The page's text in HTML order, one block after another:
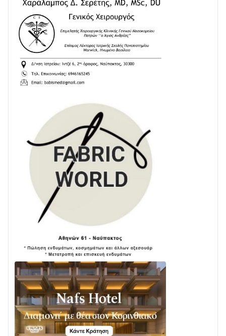
Διαβάστε την «Ναυπακτία» που κυκλοφορεί
24/07 • 11:31